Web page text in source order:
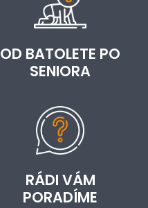
OD BATOLETE PO
SENIORA
RÁDI VÁM
PORADÍME